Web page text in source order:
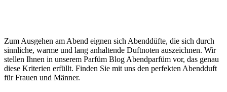
Zum Ausgehen am Abend eignen sich Abenddüfte, die sich durch
sinnliche, warme und lang anhaltende Duftnoten auszeichnen. Wir
stellen Ihnen in unserem Parfüm Blog Abendparfüm vor, das genau
diese Kriterien erfüllt. Finden Sie mit uns den perfekten Abendduft
für Frauen und Männer.